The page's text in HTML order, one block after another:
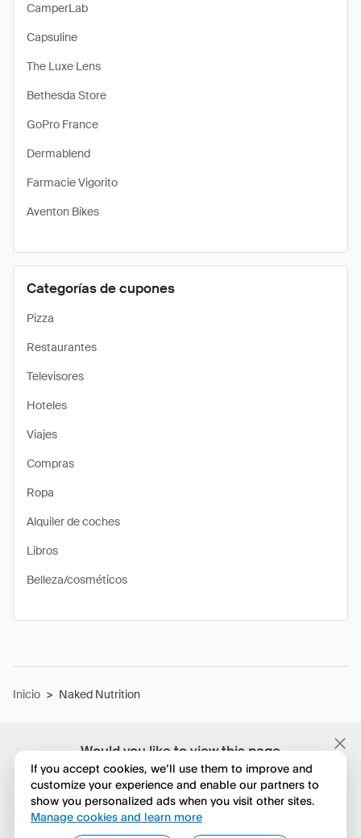
Would you like to view this page
in English?
No, seguir navegando
CamperLab
Capsuline
The Luxe Lens
Bethesda Store
GoPro France
Dermablend
Farmacie Vigorito
Aventon Bikes
Categorías de cupones
Pizza
Restaurantes
Televisores
Hoteles
Viajes
Compras
Ropa
Alquiler de coches
Libros
Belleza/cosméticos
Inicio > Naked Nutrition
If you accept cookies, we’ll use them to improve and
customize your experience and enable our partners to
show you personalized ads when you visit other sites.
Manage cookies and learn more